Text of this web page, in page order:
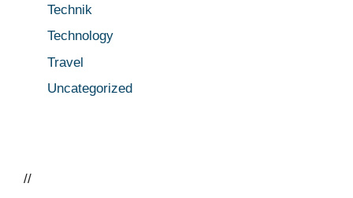
Technik
Technology
Travel
Uncategorized
//